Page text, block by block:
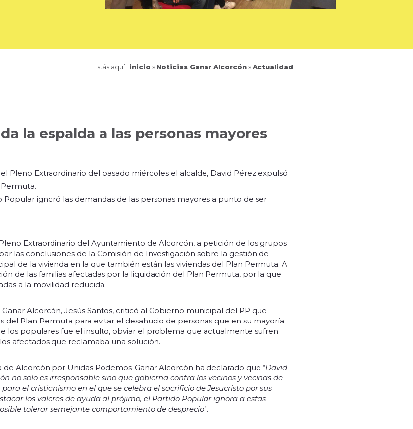
Estás aquí : inicio » Noticias Ganar Alcorcón»Actualidad
la espalda a las personas mayores
Pleno Extraordinario del pasado miércoles el alcalde, David Pérez expulsó
ignoró las demandas de las personas mayores a punto de ser
Extraordinario del Ayuntamiento de Alcorcón, a petición de los grupos
las conclusiones de la Comisión de Investigación sobre la gestión de
de la vivienda en la que también están las viviendas del Plan Permuta. A
de las familias afectadas por la liquidación del Plan Permuta, por la que
a la movilidad reducida.
Alcorcón, Jesús Santos, criticó al Gobierno municipal del PP que
del Plan Permuta para evitar el desahucio de personas que en su mayoría
los populares fue el insulto, obviar el problema que actualmente sufren
afectados que reclamaba una solución.
de Alcorcón por Unidas Podemos-Ganar Alcorcón ha declarado que “David
no solo es irresponsable sino que gobierna contra los vecinos y vecinas de
el cristianismo en el que se celebra el sacrificio de Jesucristo por sus
los valores de ayuda al prójimo, el Partido Popular ignora a estas
tolerar semejante comportamiento de desprecio”.